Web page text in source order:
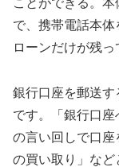
で、携帯電話本
ローンだけが残っ
銀行口座を郵送す
です。「銀行口
の言い回しで口
の買い取り」な